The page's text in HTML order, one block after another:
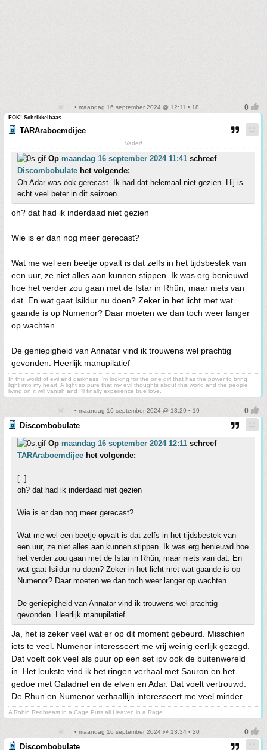
• maandag 16 september 2024 @ 12:11 • 18
FOK!-Schrikkelbaas
TARAraboemdijee
Vader!
Op maandag 16 september 2024 11:41 schreef
Discombobulate het volgende:
Oh Adar was ook gerecast. Ik had dat helemaal niet gezien. Hij is
echt veel beter in dit seizoen.
oh? dat had ik inderdaad niet gezien
Wie is er dan nog meer gerecast?
Wat me wel een beetje opvalt is dat zelfs in het tijdsbestek van
een uur, ze niet alles aan kunnen stippen. Ik was erg benieuwd
hoe het verder zou gaan met de Istar in Rhûn, maar niets van
dat. En wat gaat Isildur nu doen? Zeker in het licht met wat
gaande is op Numenor? Daar moeten we dan toch weer langer
op wachten.
De geniepigheid van Annatar vind ik trouwens wel prachtig
gevonden. Heerlijk manupilatief
In this world of evil and darkness I'm looking for the one girl that has the power to bring
light into my heart. A light so pure that my evil thoughts about this world and the people
living on it will vanish and I'll finally experience true love.
• maandag 16 september 2024 @ 13:29 • 19
Discombobulate
Op maandag 16 september 2024 12:11 schreef
TARAraboemdijee het volgende:
[..]
oh? dat had ik inderdaad niet gezien
Wie is er dan nog meer gerecast?
Wat me wel een beetje opvalt is dat zelfs in het tijdsbestek van
een uur, ze niet alles aan kunnen stippen. Ik was erg benieuwd hoe
het verder zou gaan met de Istar in Rhûn, maar niets van dat. En
wat gaat Isildur nu doen? Zeker in het licht met wat gaande is op
Numenor? Daar moeten we dan toch weer langer op wachten.
De geniepigheid van Annatar vind ik trouwens wel prachtig
gevonden. Heerlijk manupilatief
Ja, het is zeker veel wat er op dit moment gebeurd. Misschien
iets te veel. Numenor interesseert me vrij weinig eerlijk gezegd.
Dat voelt ook veel als puur op een set ipv ook de buitenwereld
in. Het leukste vind ik het ringen verhaal met Sauron en het
gedoe met Galadriel en de elven en Adar. Dat voelt vertrouwd.
De Rhun en Numenor verhaallijn interesseert me veel minder.
A Robin Redbreast in a Cage Puts all Heaven in a Rage.
• maandag 16 september 2024 @ 13:34 • 20
Discombobulate